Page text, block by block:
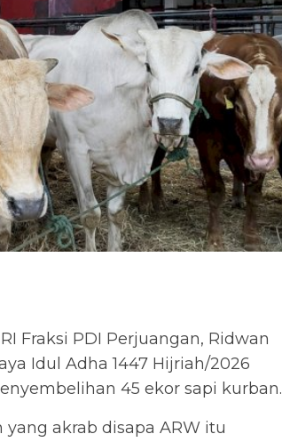
Fraksi PDI Perjuangan, Ridwan
Idul Adha 1447 Hijriah/2026
45 ekor sapi kurban.
akrab disapa ARW itu